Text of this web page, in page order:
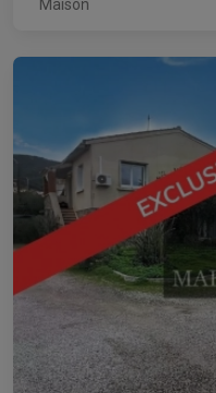
Maison